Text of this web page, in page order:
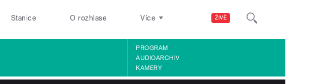
ŽIVĚ
Stanice O rozhlase Více
PROGRAM
AUDIOARCHIV
KAMERY